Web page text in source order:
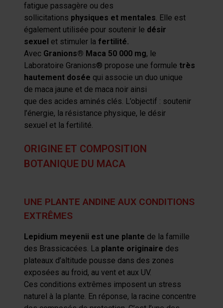
fatigue passagère ou des
sollicitations physiques et mentales. Elle est
également utilisée pour soutenir le désir
sexuel et stimuler la fertilité.
Avec Granions® Maca 50 000 mg, le
Laboratoire Granions® propose une formule très
hautement dosée qui associe un duo unique
de maca jaune et de maca noir ainsi
que des acides aminés clés. L’objectif : soutenir
l’énergie, la résistance physique, le désir
sexuel et la fertilité.
ORIGINE ET COMPOSITION
BOTANIQUE DU MACA
UNE PLANTE ANDINE AUX CONDITIONS
EXTRÊMES
Lepidium meyenii est une plante de la famille
des Brassicacées. La plante originaire des
plateaux d’altitude pousse dans des zones
exposées au froid, au vent et aux UV.
Ces conditions extrêmes imposent un stress
naturel à la plante. En réponse, la racine concentre